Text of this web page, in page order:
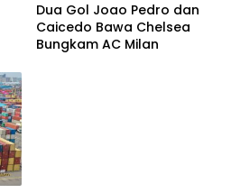
Dua Gol Joao Pedro dan
Caicedo Bawa Chelsea
Bungkam AC Milan